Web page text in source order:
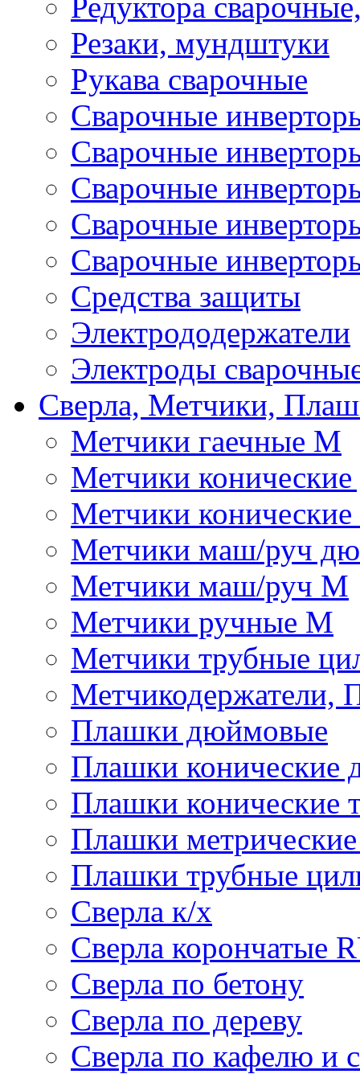
Резаки, мундштуки
Рукава сварочные
Сварочные
Сварочные
Сварочные
Сварочные
Сварочные
Средства защиты
Электрододержатели
Электроды
Сверла, Метчики,
Метчики гаечные М
Метчики
Метчики
Метчики маш/руч
Метчики маш/руч М
Метчики ручные М
Метчики трубные
Метчикодержатели,
Плашки дюймовые
Плашки
Плашки конические
Плашки
Плашки трубные
Сверла к/х
Сверла корончатые
Сверла по бетону
Сверла по дереву
Сверла по кафелю и